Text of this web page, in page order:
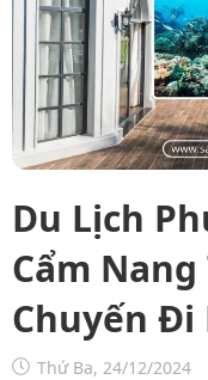
Du Lịch
Cẩm
Chuyến Đi
Thứ Ba, 24/12/2024